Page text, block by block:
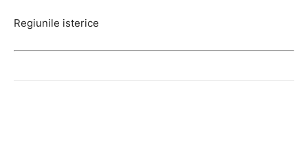
Regiunile isterice